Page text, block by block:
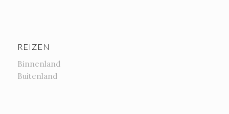
REIZEN
Binnenland
Buitenland